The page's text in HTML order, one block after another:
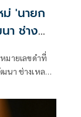
'นายก
า ช่าง
มายเลขดำที่
นา ช่างเหลา
ใหม่)